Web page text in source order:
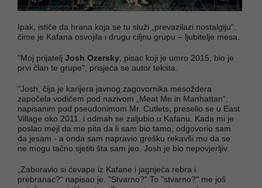
Ipak, ističe da hrana koja se tu služi „prevazilazi nostalgiju“,
čime je Kafana osvojila i drugu ciljnu grupu – ljubitelje mesa.
"Moj prijatelj Josh Ozersky , pisac koji je umro 2015, bio je
prvi član te grupe", prisjeća se autor teksta.
"Josh, čija je karijera javnog zagovornika mesoždera
započela vodičem pod nazivom „Meat Me in Manhattan“,
napisanim pod pseudonimom Mr. Cutlets, preselio se u East
Village oko 2011. i odmah se zaljubio u Kafanu. Kada mi je
poslao mejl da me pita da li sam bio tamo, odgovorio sam
da jesam - a onda sam napravio grešku rekavši mu da se
ne mogu tačno sjetiti šta sam jeo. Josh je bio nepovjerljiv.
„Zaboravio si ćevape iz Kafane i jagnjeća rebra i
prebranac?“ napisao je. "Stvarno?" To "stvarno?" me još